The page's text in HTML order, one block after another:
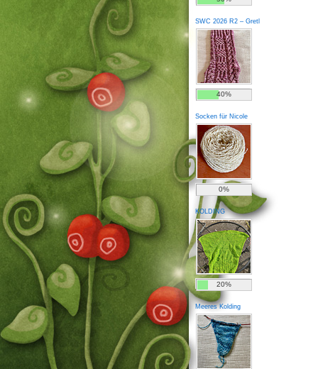
SWC 2026 R2 – Gretl
40%
Socken für Nicole
0%
KOLDING
20%
Meeres Kolding